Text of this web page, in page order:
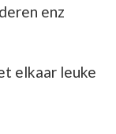
enz
elkaar leuke